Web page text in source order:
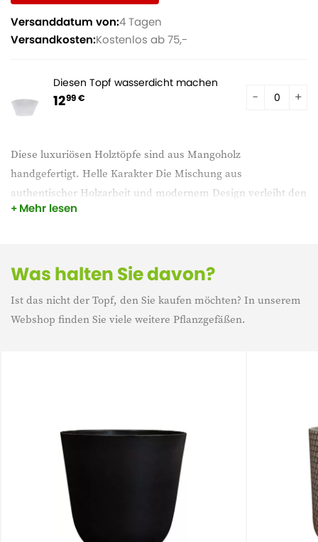
Diese luxuriösen Holztöpfe sind aus Mangoholz
handgefertigt. Helle Karakter Die Mischung aus
authentischer Holzarbeit und modernem Design verleiht den
Töpfen ein sehr zeitgemäßes Aussehen. Dieser Blumentopf
Mehr lesen
Versanddatum von:4 Tagen
Versandkosten:Kostenlos ab 75,-
Diesen Topf wasserdicht machen
1299 €
Was halten Sie davon?
Ist das nicht der Topf, den Sie kaufen möchten? In unserem
Webshop finden Sie viele weitere Pflanzgefäßen.